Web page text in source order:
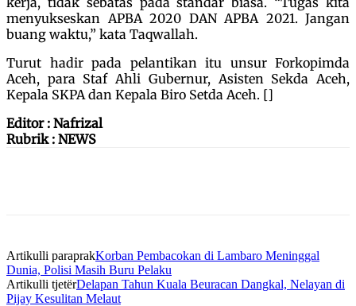
menyukseskan APBA 2020 DAN APBA 2021. Jangan
buang waktu,” kata Taqwallah.
Turut hadir pada pelantikan itu unsur Forkopimda
Aceh, para Staf Ahli Gubernur, Asisten Sekda Aceh,
Kepala SKPA dan Kepala Biro Setda Aceh. []
Editor : Nafrizal
Rubrik : NEWS
Artikulli paraprakKorban Pembacokan di Lambaro Meninggal
Dunia, Polisi Masih Buru Pelaku
Artikulli tjetërDelapan Tahun Kuala Beuracan Dangkal, Nelayan di
Pijay Kesulitan Melaut